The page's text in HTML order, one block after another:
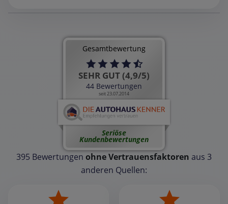
Gesamtbewertung
SEHR GUT (4,9/5)
44 Bewertungen
seit 23.07.2014
Seriöse
Kundenbewertungen
395 Bewertungen ohne Vertrauensfaktoren aus 3
anderen Quellen: